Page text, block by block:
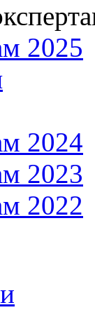
2025
2024
2023
2022